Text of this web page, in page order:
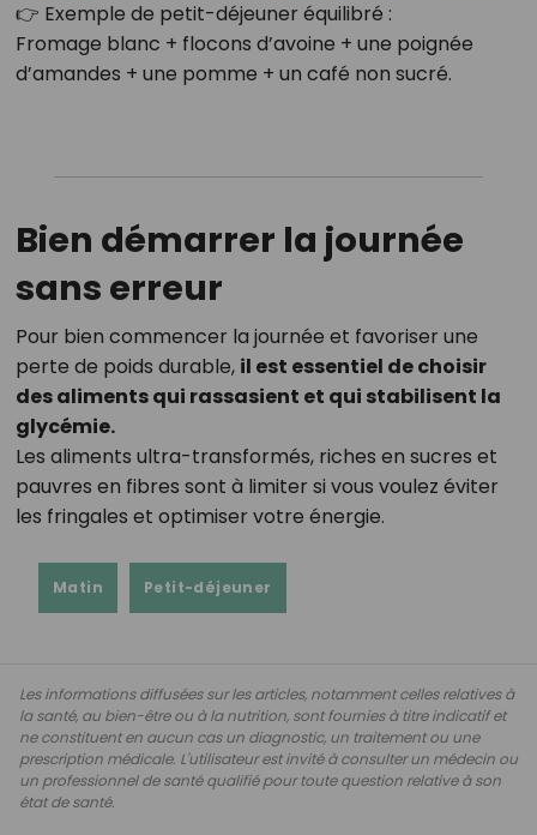
👉 Exemple de petit-déjeuner équilibré :
Fromage blanc + flocons d’avoine + une poignée
d’amandes + une pomme + un café non sucré.
Bien démarrer la journée
sans erreur
Pour bien commencer la journée et favoriser une
perte de poids durable, il est essentiel de choisir
des aliments qui rassasient et qui stabilisent la
glycémie.
Les aliments ultra-transformés, riches en sucres et
pauvres en fibres sont à limiter si vous voulez éviter
les fringales et optimiser votre énergie.
Matin Petit-déjeuner
Les informations diffusées sur les articles, notamment celles relatives à
la santé, au bien-être ou à la nutrition, sont fournies à titre indicatif et
ne constituent en aucun cas un diagnostic, un traitement ou une
prescription médicale. L'utilisateur est invité à consulter un médecin ou
un professionnel de santé qualifié pour toute question relative à son
état de santé.